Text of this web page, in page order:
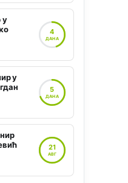
у
4
ДАНА
у
5
ДАНА
21
АВГ